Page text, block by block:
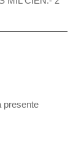
presente